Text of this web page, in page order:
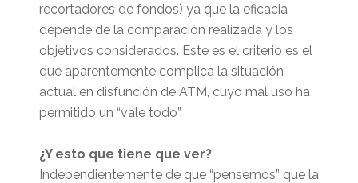
recortadores de fondos) ya que la eficacia
depende de la comparación realizada y los
objetivos considerados. Este es el criterio es el
que aparentemente complica la situación
actual en disfunción de ATM, cuyo mal uso ha
permitido un “vale todo”.
¿Y esto que tiene que ver?
Independientemente de que “pensemos” que la